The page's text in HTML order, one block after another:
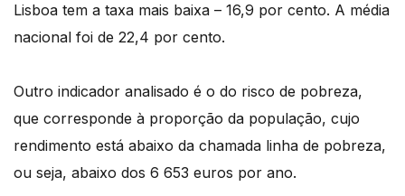
Lisboa tem a taxa mais baixa – 16,9 por cento. A média
nacional foi de 22,4 por cento.
Outro indicador analisado é o do risco de pobreza,
que corresponde à proporção da população, cujo
rendimento está abaixo da chamada linha de pobreza,
ou seja, abaixo dos 6 653 euros por ano.